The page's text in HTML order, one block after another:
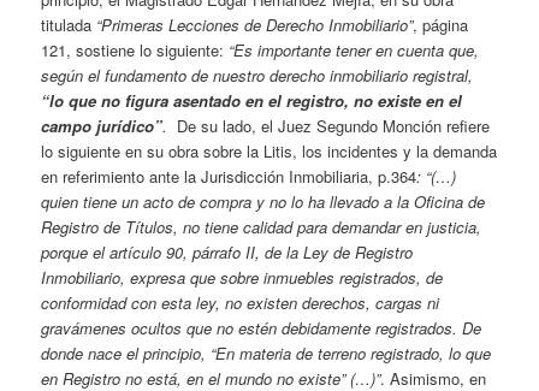
titulada “Primeras Lecciones de Derecho Inmobiliario”, página
121, sostiene lo siguiente: “Es importante tener en cuenta que,
según el fundamento de nuestro derecho inmobiliario registral,
“lo que no figura asentado en el registro, no existe en el
campo jurídico”. De su lado, el Juez Segundo Monción refiere
lo siguiente en su obra sobre la Litis, los incidentes y la demanda
en referimiento ante la Jurisdicción Inmobiliaria, p.364: “(…)
quien tiene un acto de compra y no lo ha llevado a la Oficina de
Registro de Títulos, no tiene calidad para demandar en justicia,
porque el artículo 90, párrafo II, de la Ley de Registro
Inmobiliario, expresa que sobre inmuebles registrados, de
conformidad con esta ley, no existen derechos, cargas ni
gravámenes ocultos que no estén debidamente registrados. De
donde nace el principio, “En materia de terreno registrado, lo que
en Registro no está, en el mundo no existe” (…)”. Asimismo, en